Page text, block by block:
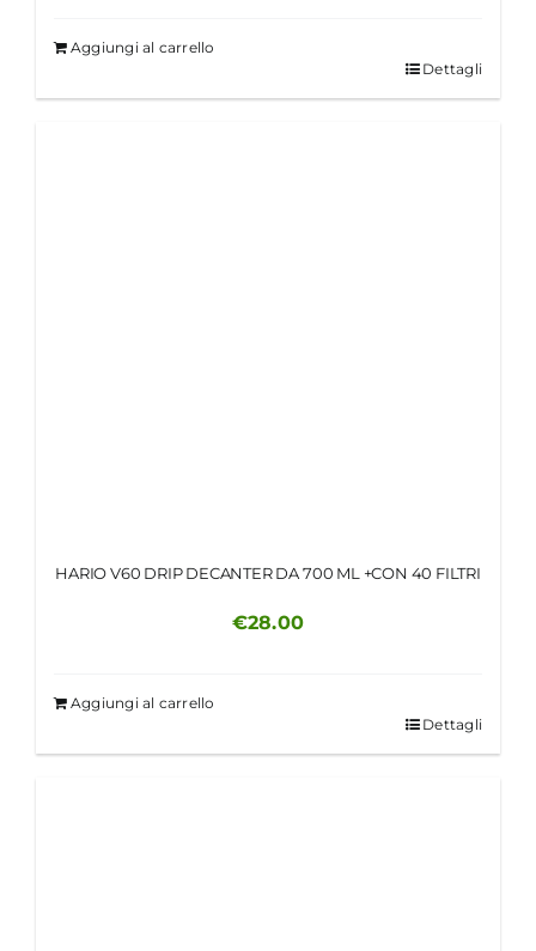
Aggiungi al carrello
Dettagli
HARIO V60 DRIP DECANTER DA 700 ML +CON 40 FILTRI
€28.00
Aggiungi al carrello
Dettagli